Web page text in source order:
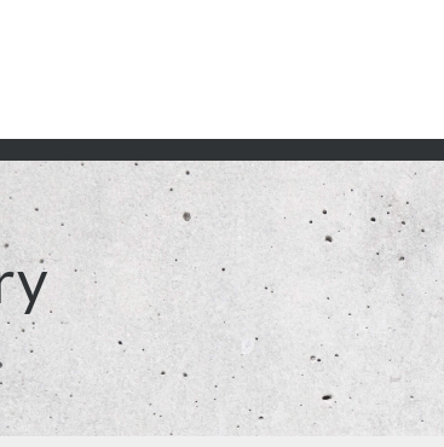
表面強化剤
ナノピクス
ダストプルーフHARD
ダストプルーフOA
ダストプルーフECO
ガレージ＆ウォール